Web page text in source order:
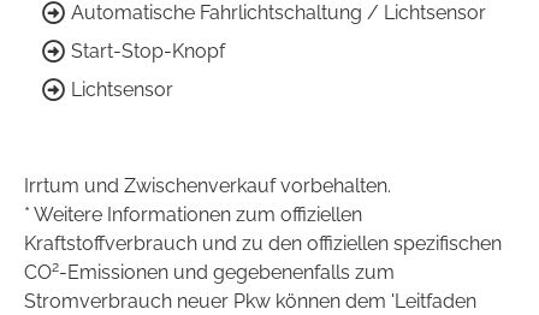
Automatische Fahrlichtschaltung / Lichtsensor
Start-Stop-Knopf
Lichtsensor
Irrtum und Zwischenverkauf vorbehalten.
* Weitere Informationen zum offiziellen
Kraftstoffverbrauch und zu den offiziellen spezifischen
CO2-Emissionen und gegebenenfalls zum
Stromverbrauch neuer Pkw können dem 'Leitfaden